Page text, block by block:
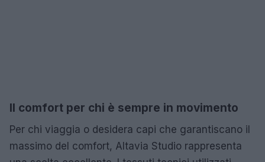
Il comfort per chi è sempre in movimento
Per chi viaggia o desidera capi che garantiscano il
massimo del comfort, Altavia Studio rappresenta